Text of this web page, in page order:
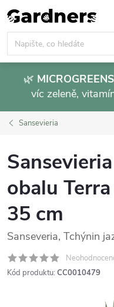
Přejít
na
obsah
🌿
víc zeleně,
Sansevieria
obalu
35 cm
Sanseveria, Tchýnin
Kód produktu: CC0010479